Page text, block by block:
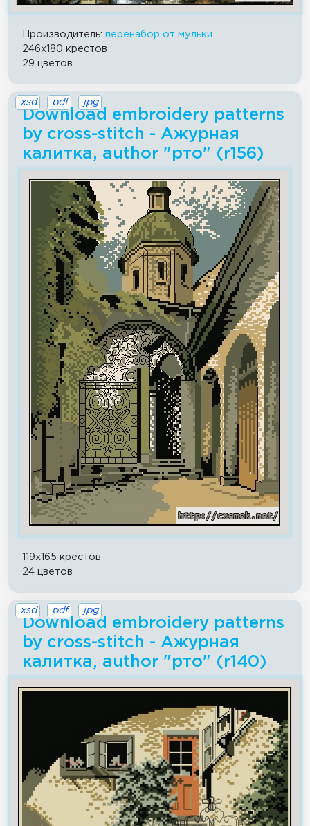
Производитель: перенабор от мульки
246x180 крестов
29 цветов
Download embroidery patterns
by cross-stitch - Ажурная
калитка, author "рто" (r156)
.xsd .pdf .jpg
119x165 крестов
24 цветов
Download embroidery patterns
by cross-stitch - Ажурная
калитка, author "рто" (r140)
.xsd .pdf .jpg